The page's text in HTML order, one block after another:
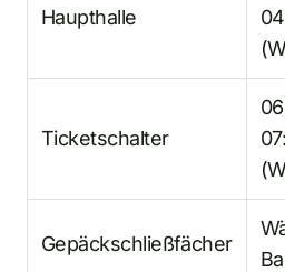
Haupthalle
Ticketschalter
Gepäckschließfächer